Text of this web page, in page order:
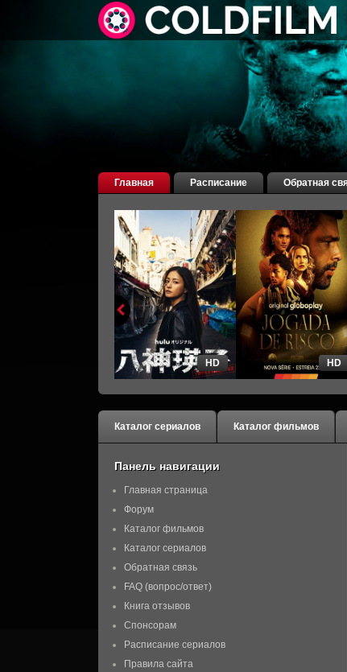
Главная Расписание Обратная
HD HD
Каталог сериалов Каталог фильмов
Панель навигации
Главная страница
Форум
Каталог фильмов
Каталог сериалов
Обратная связь
FAQ (вопрос/ответ)
Книга отзывов
Спонсорам
Расписание сериалов
Правила сайта